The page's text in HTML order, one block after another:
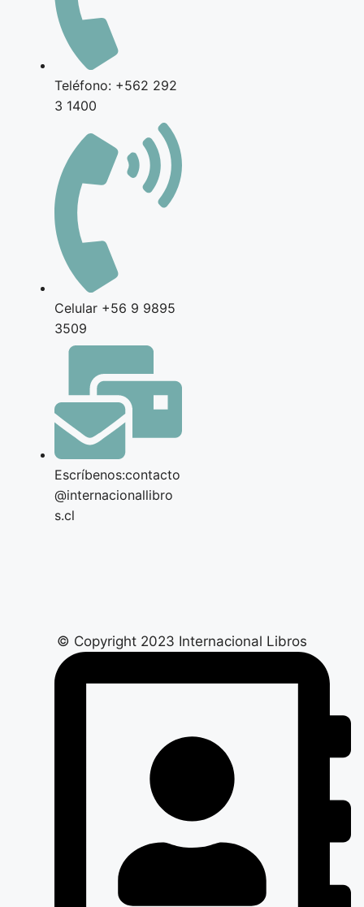
Teléfono: +562 292
3 1400
Celular +56 9 9895
3509
Escríbenos:contacto
@internacionallibro
s.cl
© Copyright 2023 Internacional Libros